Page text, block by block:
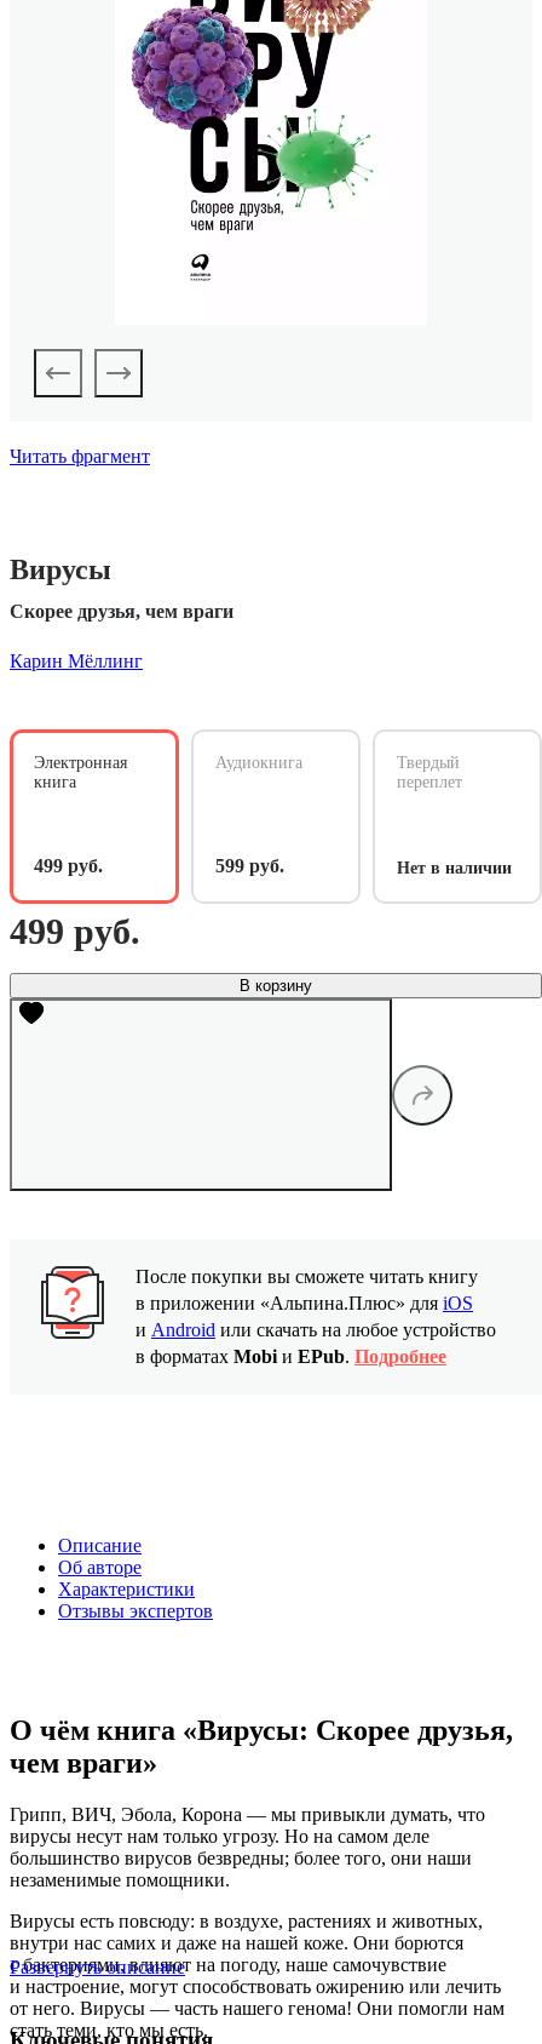
Читать фрагмент
Вирусы
Скорее друзья, чем враги
Карин Мёллинг
Электронная
книга
499 руб.
Аудиокнига
599 руб.
Твердый
переплет
Нет в наличии
499 руб.
В корзину
После покупки вы сможете читать книгу
в приложении «Альпина.Плюс» для iOS
и Android или скачать на любое устройство
в форматах Mobi и EPub. Подробнее
Описание
Об авторе
Характеристики
Отзывы экспертов
О чём книга «Вирусы: Скорее друзья,
чем враги»
Грипп, ВИЧ, Эбола, Корона — мы привыкли думать, что
вирусы несут нам только угрозу. Но на самом деле
большинство вирусов безвредны; более того, они наши
незаменимые помощники.
Вирусы есть повсюду: в воздухе, растениях и животных,
внутри нас самих и даже на нашей коже. Они борются
с бактериями, влияют на погоду, наше самочувствие
и настроение, могут способствовать ожирению или лечить
от него. Вирусы — часть нашего генома! Они помогли нам
стать теми, кто мы есть.
Развернуть описание